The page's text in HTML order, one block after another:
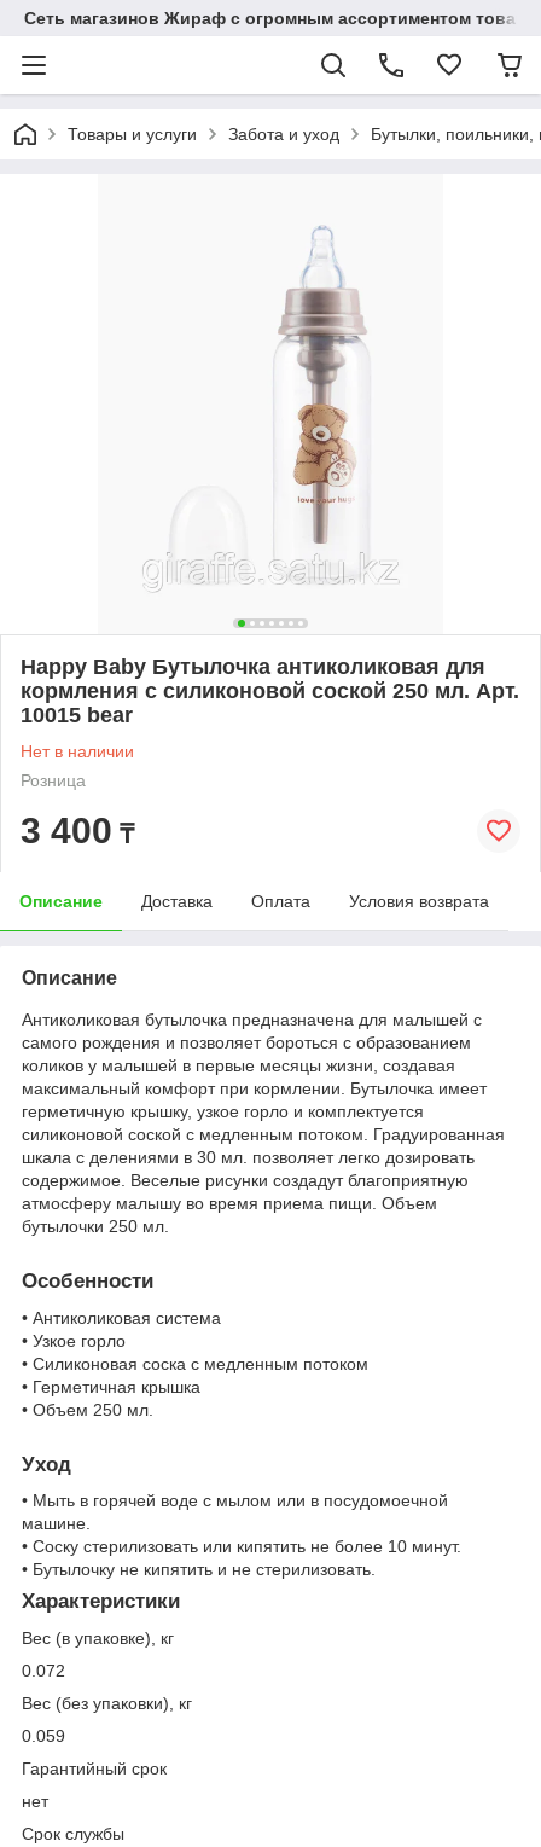
Сеть магазинов Жираф с огромным ассортиментом
Товары и услуги Забота и уход Бутылки,
Happy Baby Бутылочка антиколиковая для
кормления с силиконовой соской 250 мл. Арт.
10015 bear
Нет в наличии
Розница
3 400 ₸
Описание Доставка Оплата Условия возврата
Описание
Антиколиковая бутылочка предназначена для малышей с
самого рождения и позволяет бороться с образованием
коликов у малышей в первые месяцы жизни, создавая
максимальный комфорт при кормлении. Бутылочка имеет
герметичную крышку, узкое горло и комплектуется
силиконовой соской с медленным потоком. Градуированная
шкала с делениями в 30 мл. позволяет легко дозировать
содержимое. Веселые рисунки создадут благоприятную
атмосферу малышу во время приема пищи. Объем
бутылочки 250 мл.
Особенности
• Антиколиковая система
• Узкое горло
• Силиконовая соска с медленным потоком
• Герметичная крышка
• Объем 250 мл.
Уход
• Мыть в горячей воде с мылом или в посудомоечной
машине.
• Соску стерилизовать или кипятить не более 10 минут.
• Бутылочку не кипятить и не стерилизовать.
Характеристики
Вес (в упаковке), кг
0.072
Вес (без упаковки), кг
0.059
Гарантийный срок
нет
Срок службы